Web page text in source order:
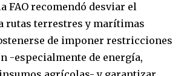
FAO recomendó desviar el
rutas terrestres y marítimas
de imponer restricciones
-especialmente de energía,